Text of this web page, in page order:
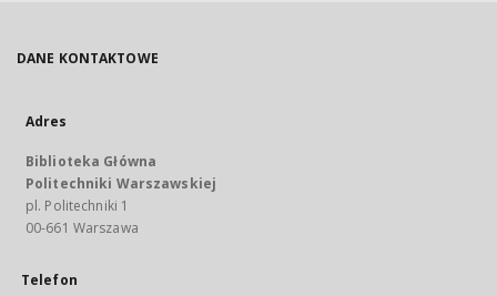
DANE KONTAKTOWE
Adres
Biblioteka Główna
Politechniki Warszawskiej
pl. Politechniki 1
00-661 Warszawa
Telefon